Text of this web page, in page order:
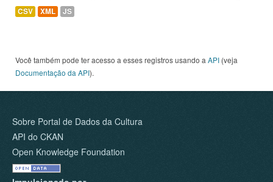
CSV XML JS
Você também pode ter acesso a esses registros usando a API (veja
Documentação da API).
Sobre Portal de Dados da Cultura
API do CKAN
Open Knowledge Foundation